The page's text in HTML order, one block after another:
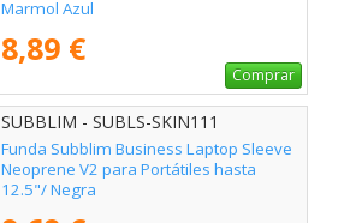
Marmol Azul
8,89 €
Comprar
SUBBLIM - SUBLS-SKIN111
Funda Subblim Business Laptop Sleeve
Neoprene V2 para Portátiles hasta
12.5"/ Negra